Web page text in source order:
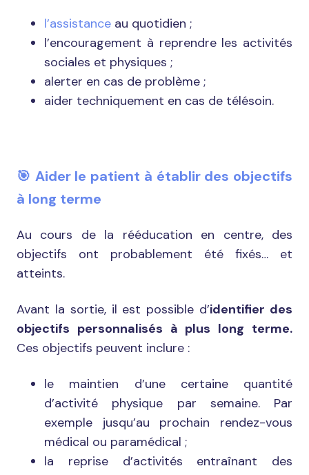
l’assistance au quotidien ;
l’encouragement à reprendre les activités
sociales et physiques ;
alerter en cas de problème ;
aider techniquement en cas de télésoin.
🎯 Aider le patient à établir des objectifs
à long terme
Au cours de la rééducation en centre, des
objectifs ont probablement été fixés… et
atteints.
Avant la sortie, il est possible d’identifier des
objectifs personnalisés à plus long terme.
Ces objectifs peuvent inclure :
le maintien d’une certaine quantité
d’activité physique par semaine. Par
exemple jusqu’au prochain rendez-vous
médical ou paramédical ;
la reprise d’activités entraînant des